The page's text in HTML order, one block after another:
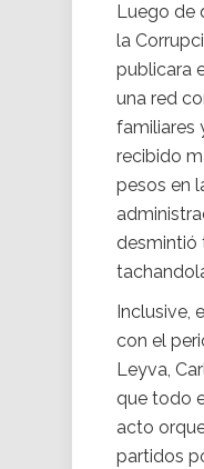
Luego de
la
publicara
una red
familiares
recibido
pesos en
desmintió
Inclusive,
con el
Leyva,
que todo
acto
partidos